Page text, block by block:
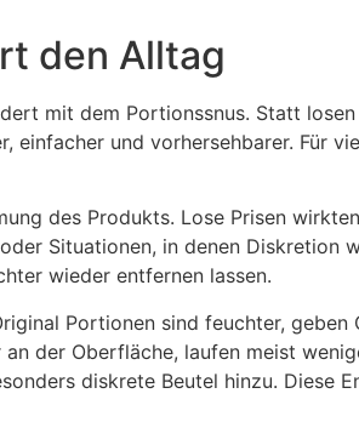
den Alltag
mit dem Portionssnus. Statt
einfacher und vorhersehbarer. Für
des Produkts. Lose Prisen
Situationen, in denen
wieder entfernen lassen.
Portionen sind feuchter,
der Oberfläche, laufen meist
diskrete Beutel hinzu. Diese